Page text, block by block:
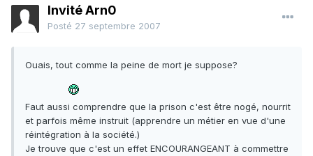
Invité Arn0
Posté 27 septembre 2007
Ouais, tout comme la peine de mort je suppose?
Faut aussi comprendre que la prison c'est être nogé, nourrit
et parfois même instruit (apprendre un métier en vue d'une
réintégration à la société.)
Je trouve que c'est un effet ENCOURANGEANT à commettre